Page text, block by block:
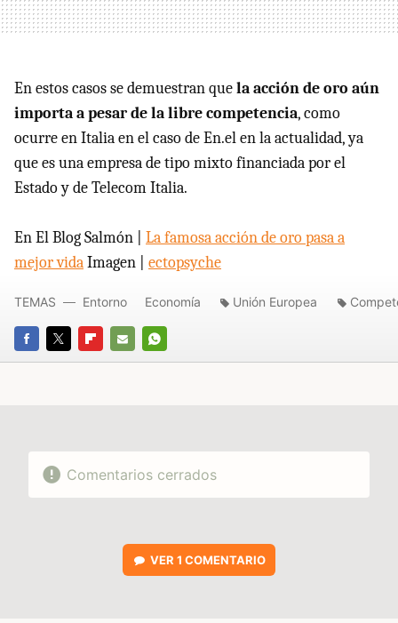
En estos casos se demuestran quela acción de oro aún
importa a pesar de la libre competencia, como
ocurre en Italia en el caso de En.el en la actualidad, ya
que es una empresa de tipo mixto financiada por el
Estado y de Telecom Italia.
En El Blog Salmón | La famosa acción de oro pasa a
mejor vidaImagen | ectopsyche
FACEBOOK
TWITTERFLIPBOARD
E-
WHATSAPP
TEMAS Entorno Economía Unión Europea
Comentarios cerrados
VER 1 COMENTARIO